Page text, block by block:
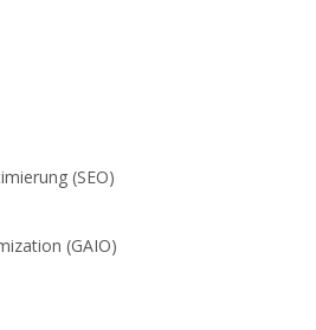
(SEO)
(GAIO)